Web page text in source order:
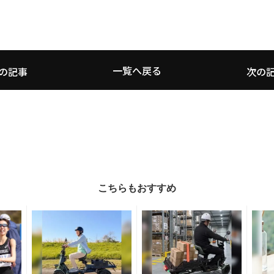
記事 一覧へ戻る 次の
こちらもおすすめ